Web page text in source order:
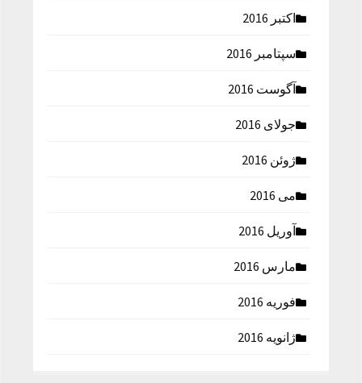
اکتبر 2016
سپتامبر 2016
آگوست 2016
جولای 2016
ژوئن 2016
می 2016
آوریل 2016
مارس 2016
فوریه 2016
ژانویه 2016